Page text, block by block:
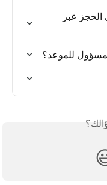
عبر
للموعد؟